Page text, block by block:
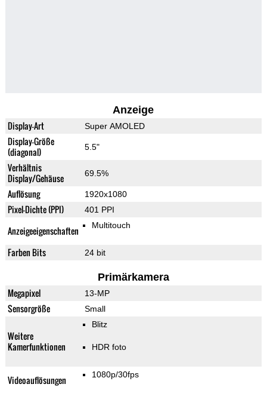
Anzeige
Display-Art Super AMOLED
Display-Größe
(diagonal)
5.5"
Verhältnis
Display/Gehäuse
69.5%
Auflösung 1920x1080
Pixel-Dichte (PPI) 401 PPI
Anzeigeeigenschaften Multitouch
Farben Bits 24 bit
Primärkamera
Megapixel 13-MP
Sensorgröße Small
Weitere
Kamerfunktionen
Blitz
HDR foto
Videoauflösungen 1080p/30fps